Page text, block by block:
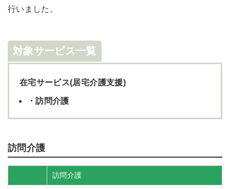
行いました。
対象サービス一覧
在宅サービス(居宅介護支援)
・訪問介護
訪問介護
訪問介護